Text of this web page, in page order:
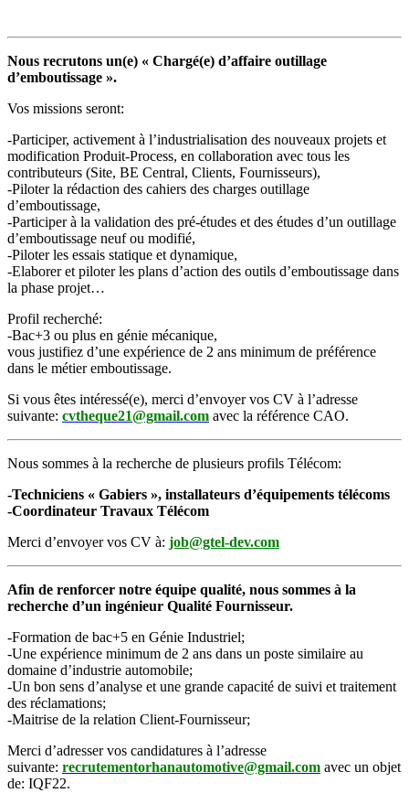
Nous recrutons un(e) « Chargé(e) d’affaire outillage
d’emboutissage ».
Vos missions seront:
-Participer, activement à l’industrialisation des nouveaux projets et
modification Produit-Process, en collaboration avec tous les
contributeurs (Site, BE Central, Clients, Fournisseurs),
-Piloter la rédaction des cahiers des charges outillage
d’emboutissage,
-Participer à la validation des pré-études et des études d’un outillage
d’emboutissage neuf ou modifié,
-Piloter les essais statique et dynamique,
-Elaborer et piloter les plans d’action des outils d’emboutissage dans
la phase projet…
Profil recherché:
-Bac+3 ou plus en génie mécanique,
vous justifiez d’une expérience de 2 ans minimum de préférence
dans le métier emboutissage.
Si vous êtes intéressé(e), merci d’envoyer vos CV à l’adresse
suivante: cvtheque21@gmail.com avec la référence CAO.
Nous sommes à la recherche de plusieurs profils Télécom:
-Techniciens « Gabiers », installateurs d’équipements télécoms
-Coordinateur Travaux Télécom
Merci d’envoyer vos CV à: job@gtel-dev.com
Afin de renforcer notre équipe qualité, nous sommes à la
recherche d’un ingénieur Qualité Fournisseur.
-Formation de bac+5 en Génie Industriel;
-Une expérience minimum de 2 ans dans un poste similaire au
domaine d’industrie automobile;
-Un bon sens d’analyse et une grande capacité de suivi et traitement
des réclamations;
-Maitrise de la relation Client-Fournisseur;
Merci d’adresser vos candidatures à l’adresse
suivante: recrutementorhanautomotive@gmail.com avec un objet
de: IQF22.